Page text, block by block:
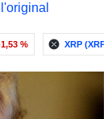
% XRP (XRP/